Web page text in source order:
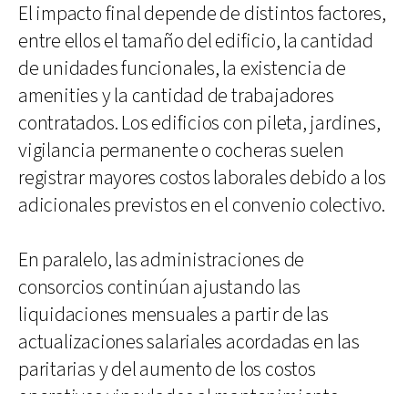
El impacto final depende de distintos factores,
entre ellos el tamaño del edificio, la cantidad
de unidades funcionales, la existencia de
amenities y la cantidad de trabajadores
contratados. Los edificios con pileta, jardines,
vigilancia permanente o cocheras suelen
registrar mayores costos laborales debido a los
adicionales previstos en el convenio colectivo.
En paralelo, las administraciones de
consorcios continúan ajustando las
liquidaciones mensuales a partir de las
actualizaciones salariales acordadas en las
paritarias y del aumento de los costos